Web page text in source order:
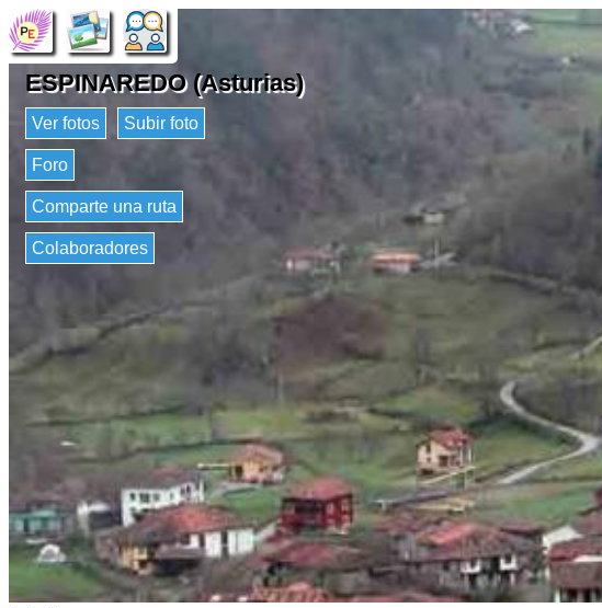
ESPINAREDO (Asturias)
Ver fotos Subir foto
Foro
Comparte una ruta
Colaboradores